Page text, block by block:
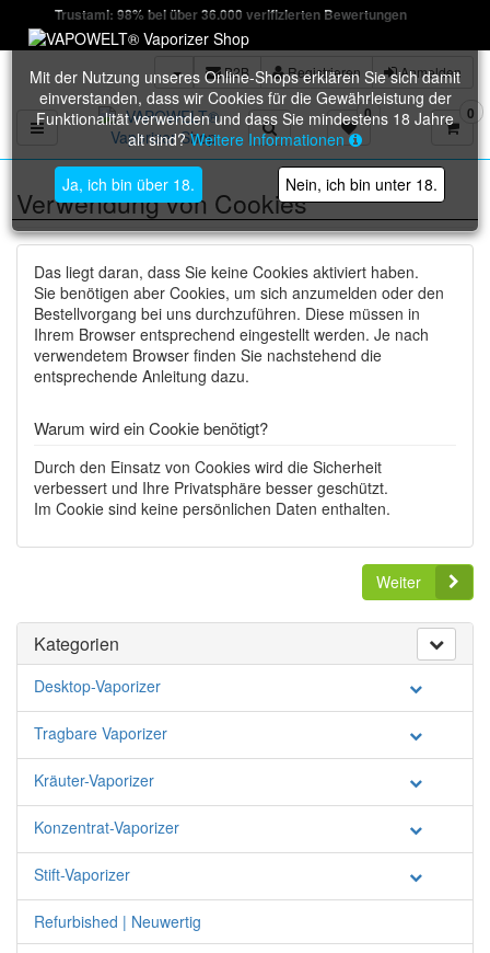
Trustami: 98% bei über 36.000 verifizierten Bewertungen
B2B Registrieren Anmelden
Toggle navigation
0 0
Mit der Nutzung unseres Online-Shops erklären Sie sich damit
einverstanden, dass wir Cookies für die Gewährleistung der
Funktionalität verwenden und dass Sie mindestens 18 Jahre
alt sind?Weitere Informationen
Ja, ich bin über 18. Nein, ich bin unter 18.
Verwendung von Cookies
Das liegt daran, dass Sie keine Cookies aktiviert haben.
Sie benötigen aber Cookies, um sich anzumelden oder den
Bestellvorgang bei uns durchzuführen. Diese müssen in
Ihrem Browser entsprechend eingestellt werden. Je nach
verwendetem Browser finden Sie nachstehend die
entsprechende Anleitung dazu.
Warum wird ein Cookie benötigt?
Durch den Einsatz von Cookies wird die Sicherheit
verbessert und Ihre Privatsphäre besser geschützt.
Im Cookie sind keine persönlichen Daten enthalten.
Weiter
Kategorien
Desktop-Vaporizer
Tragbare Vaporizer
Kräuter-Vaporizer
Konzentrat-Vaporizer
Stift-Vaporizer
Refurbished | Neuwertig